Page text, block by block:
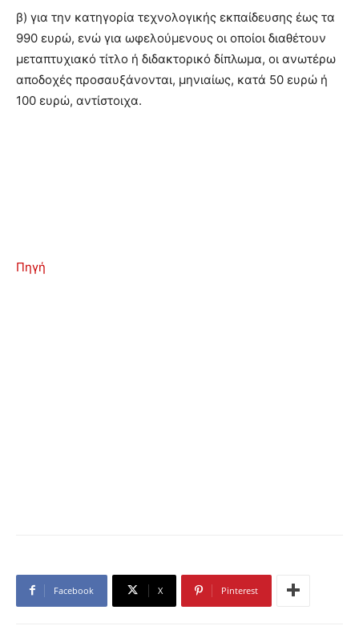
β) για την κατηγορία τεχνολογικής εκπαίδευσης έως τα
990 ευρώ, ενώ για ωφελούμενους οι οποίοι διαθέτουν
μεταπτυχιακό τίτλο ή διδακτορικό δίπλωμα, οι ανωτέρω
αποδοχές προσαυξάνονται, μηνιαίως, κατά 50 ευρώ ή
100 ευρώ, αντίστοιχα.
Πηγή
Facebook X Pinterest